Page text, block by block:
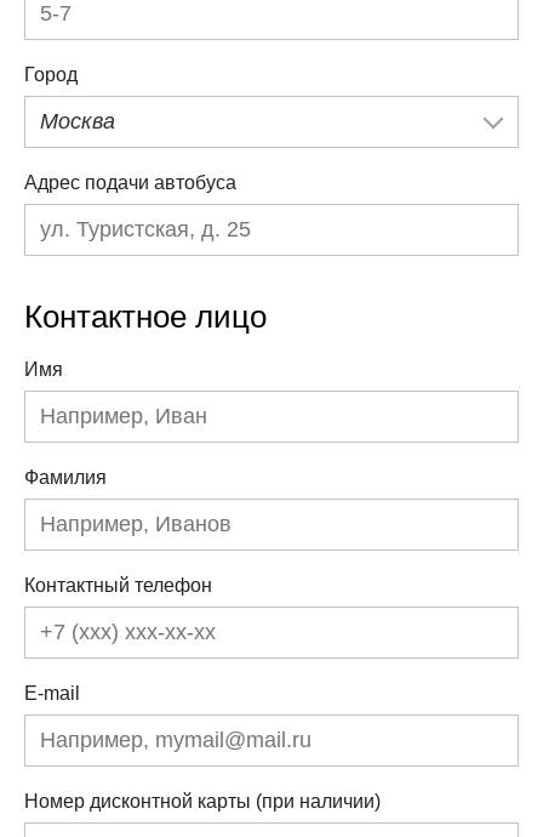
Город
Москва
Адрес подачи автобуса
Контактное лицо
Имя
Фамилия
Контактный телефон
E-mail
Номер дисконтной карты (при наличии)